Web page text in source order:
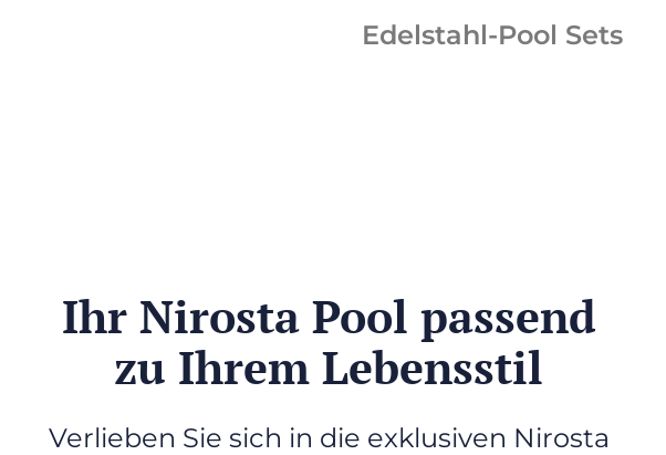
Edelstahl-Pool Sets
Ihr Nirosta Pool passend
zu Ihrem Lebensstil
Verlieben Sie sich in die exklusiven Nirosta